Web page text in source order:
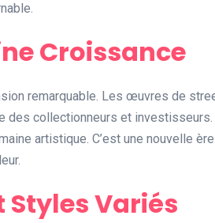
Croissance
remarquable. Les œuvres de
des collectionneurs et
artistique. C’est une nouvelle
Styles Variés